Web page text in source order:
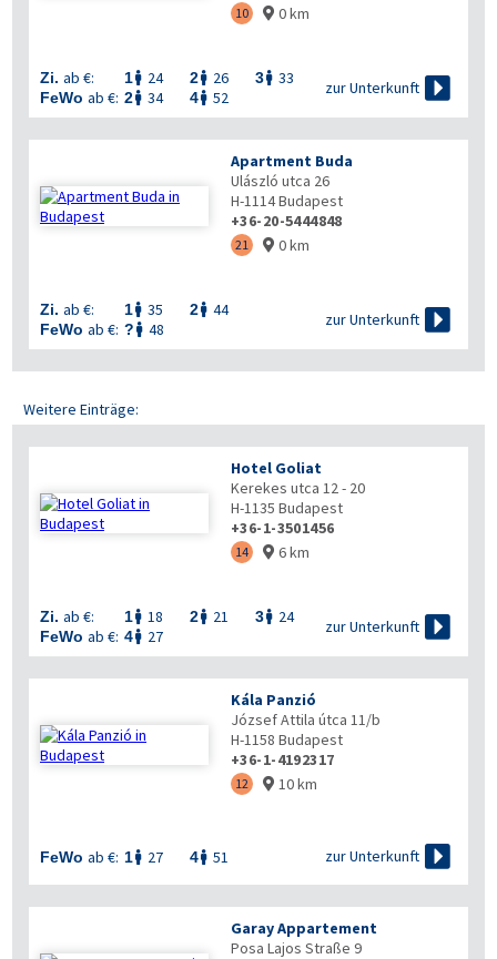
10  0 km
Zi. ab €: 1 24 2 26 3 33
FeWo ab €: 2 34 4 52
zur Unterkunft 
Apartment Buda
Ulászló utca 26
H-1114Budapest
+36-20-5444848
21  0 km
Zi. ab €: 1 35 2 44
FeWo ab €: ?  48
zur Unterkunft 
Weitere Einträge:
Hotel Goliat
Kerekes utca 12 - 20
H-1135 Budapest
+36-1-3501456
14  6 km
Zi. ab €: 1 18 2 21 3 24
FeWo ab €: 4 27
zur Unterkunft 
Kála Panzió
József Attila útca 11/b
H-1158 Budapest
+36-1-4192317
12  10 km
FeWo ab €: 1 27 4 51 zur Unterkunft 
Garay Appartement
Posa Lajos Straße 9